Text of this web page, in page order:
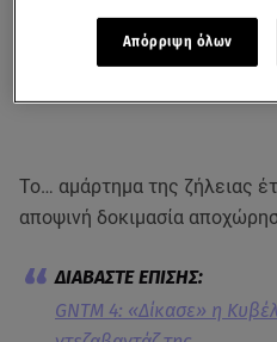
Το… αμάρτημα της ζήλειας
αποψινή δοκιμασία
GNTM 4: «Δίκασε» η
Απόρριψη όλων